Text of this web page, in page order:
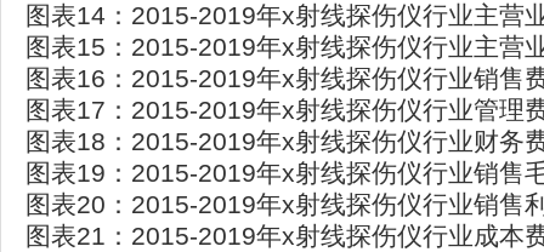
图表14：2015-2019年x射线探伤仪行业主营
图表15：2015-2019年x射线探伤仪行业主营
图表16：2015-2019年x射线探伤仪行业销售
图表17：2015-2019年x射线探伤仪行业管理
图表18：2015-2019年x射线探伤仪行业财务
图表19：2015-2019年x射线探伤仪行业销售
图表20：2015-2019年x射线探伤仪行业销售
图表21：2015-2019年x射线探伤仪行业成本